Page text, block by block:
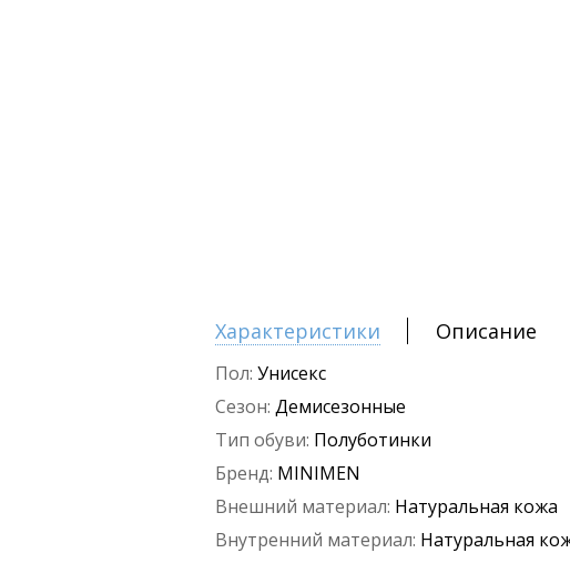
Характеристики Описание
Пол: Унисекс
Сезон: Демисезонные
Тип обуви: Полуботинки
Бренд: MINIMEN
Внешний материал: Натуральная кожа
Внутренний материал: Натуральная